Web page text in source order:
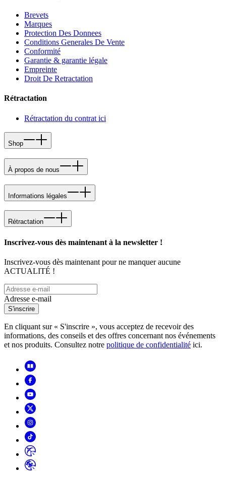
Brevets
Marques
Protection Des Donnees
Conditions Generales De Vente
Conformité
Garantie & garantie légale
Empreinte
Droit De Retractation
Rétractation
Rétractation du contrat ici
Shop
À propos de nous
Informations légales
Rétractation
Inscrivez-vous dès maintenant à la newsletter !
Inscrivez-vous dès maintenant pour ne manquer aucune
ACTUALITÉ !
Adresse e-mail
S'inscrire
En cliquant sur « S'inscrire », vous acceptez de recevoir des
informations, des conseils et des offres concernant nos événements
et nos produits. Consultez notre politique de confidentialité ici.